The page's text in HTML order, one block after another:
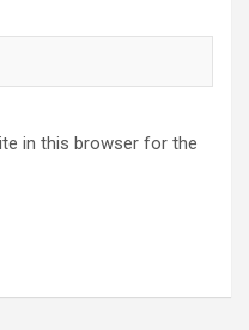
in this browser for the